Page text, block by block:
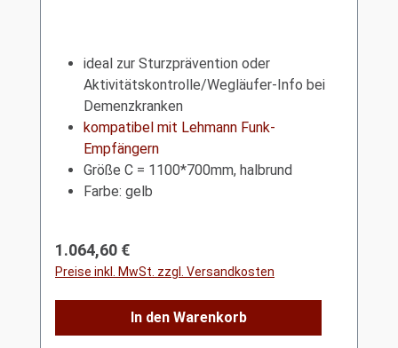
ideal zur Sturzprävention oder
Aktivitätskontrolle/Wegläufer-Info bei
Demenzkranken
kompatibel mit Lehmann Funk-
Empfängern
Größe C = 1100*700mm, halbrund
Farbe: gelb
Regulärer Preis:
1.064,60 €
Preise inkl. MwSt. zzgl. Versandkosten
In den Warenkorb